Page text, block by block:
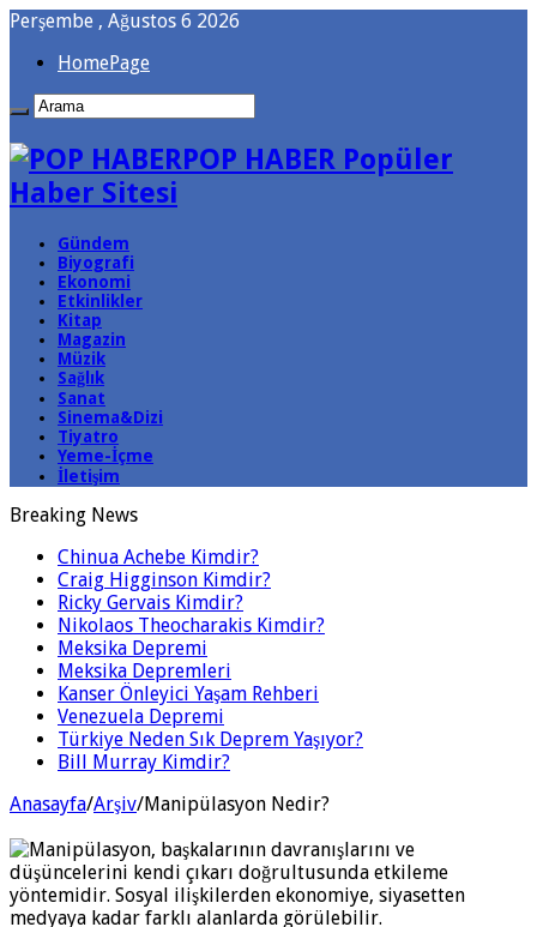
Perşembe , Ağustos 6 2026
HomePage
POP HABER Popüler
Haber Sitesi
Gündem
Biyografi
Ekonomi
Etkinlikler
Kitap
Magazin
Müzik
Sağlık
Sanat
Sinema&Dizi
Tiyatro
Yeme-İçme
İletişim
Breaking News
Chinua Achebe Kimdir?
Craig Higginson Kimdir?
Ricky Gervais Kimdir?
Nikolaos Theocharakis Kimdir?
Meksika Depremi
Meksika Depremleri
Kanser Önleyici Yaşam Rehberi
Venezuela Depremi
Türkiye Neden Sık Deprem Yaşıyor?
Bill Murray Kimdir?
Anasayfa/Arşiv/Manipülasyon Nedir?